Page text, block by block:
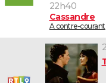
22h40
Cassandre
A contre-courant